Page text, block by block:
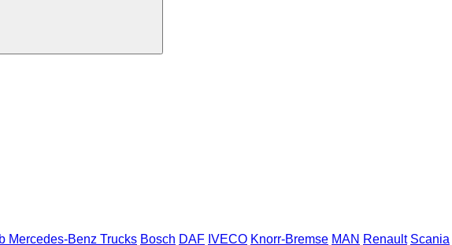
Mercedes-Benz Trucks Bosch DAF IVECO Knorr-Bremse MAN Renault Scania